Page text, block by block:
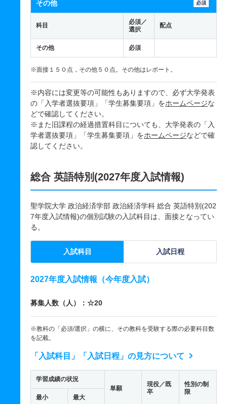
その他 必須
科目
必須／
選択
配点
その他 必須
※面接１５０点，その他５０点。その他はレポート。
※内容には変更等の可能性もありますので、必ず大学発表
の「入学者選抜要項」「学生募集要項」をホームページな
どで確認してください。
※また旧課程の経過措置科目についても、大学発表の「入
学者選抜要項」「学生募集要項」をホームページなどで確
認してください。
総合 英語特別(2027年度入試情報)
聖学院大学 政治経済学部 政治経済学科 総合 英語特別(202
7年度入試情報)の個別試験の入試科目は、面接となってい
る。
入試科目 入試日程
2027年度入試情報（今年度入試）
募集人数（人）：☆20
※教科の「必須/選択」の横に、その教科を受験する際の必要科目数
を記載。
「入試科目」「入試日程」の見方について
学習成績の状況
単願
現役／既
卒
性別の制
限
最小 最大